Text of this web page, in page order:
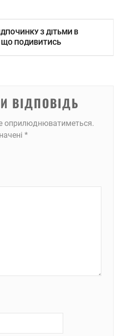
З ДІТЬМИ В
ЩО ПОДИВИТИСЬ
ВІДПОВІДЬ
оприлюднюватиметься.
*